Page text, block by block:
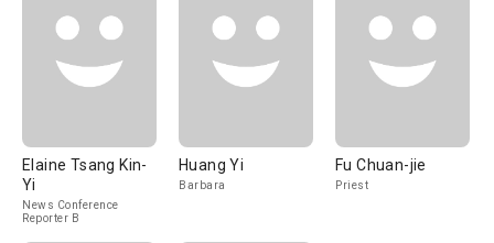
Elaine Tsang Kin-
Yi
News Conference
Reporter B
Huang Yi
Barbara
Fu Chuan-jie
Priest